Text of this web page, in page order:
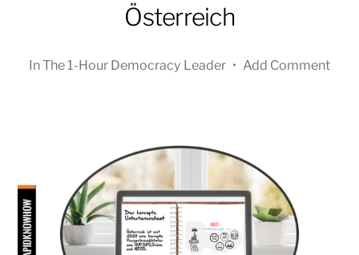
Österreich
InThe 1-Hour Democracy Leader • Add Comment